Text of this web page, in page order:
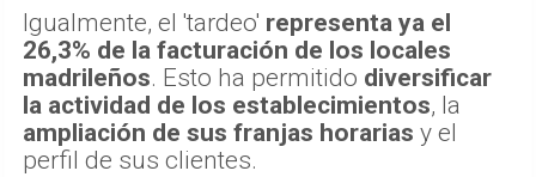
Igualmente, el 'tardeo' representa ya el
26,3% de la facturación de los locales
madrileños. Esto ha permitido diversificar
la actividad de los establecimientos, la
ampliación de sus franjas horarias y el
perfil de sus clientes.